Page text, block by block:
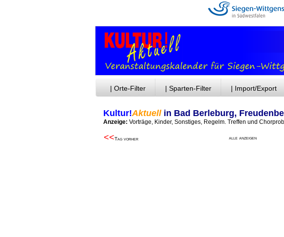
| Orte-Filter | Sparten-Filter | Import/Export
Kultur!Aktuellin Bad Berleburg,
Anzeige: Vorträge, Kinder, Sonstiges, Regelm. Treffen und
<<Tag vorher alle anzeigen